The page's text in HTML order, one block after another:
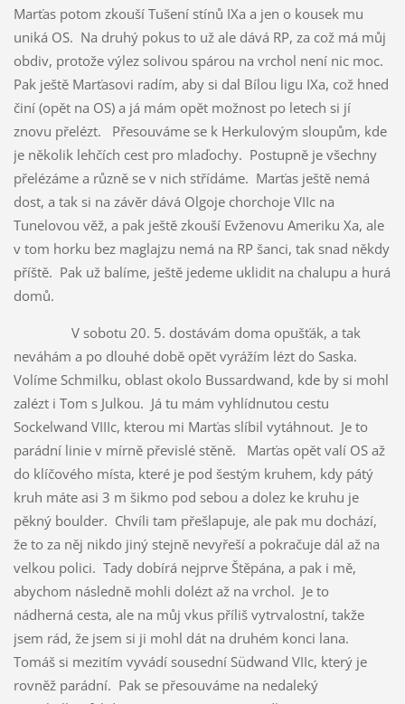
Marťas potom zkouší Tušení stínů IXa a jen o kousek mu
uniká OS. Na druhý pokus to už ale dává RP, za což má můj
obdiv, protože výlez solivou spárou na vrchol není nic moc.
Pak ještě Marťasovi radím, aby si dal Bílou ligu IXa, což hned
činí (opět na OS) a já mám opět možnost po letech si jí
znovu přelézt. Přesouváme se k Herkulovým sloupům, kde
je několik lehčích cest pro mlaďochy. Postupně je všechny
přelézáme a různě se v nich střídáme. Marťas ještě nemá
dost, a tak si na závěr dává Olgoje chorchoje VIIc na
Tunelovou věž, a pak ještě zkouší Evženovu Ameriku Xa, ale
v tom horku bez maglajzu nemá na RP šanci, tak snad někdy
příště. Pak už balíme, ještě jedeme uklidit na chalupu a hurá
domů.
V sobotu 20. 5. dostávám doma opušťák, a tak
neváhám a po dlouhé době opět vyrážím lézt do Saska.
Volíme Schmilku, oblast okolo Bussardwand, kde by si mohl
zalézt i Tom s Julkou. Já tu mám vyhlídnutou cestu
Sockelwand VIIIc, kterou mi Marťas slíbil vytáhnout. Je to
parádní linie v mírně převislé stěně. Marťas opět valí OS až
do klíčového místa, které je pod šestým kruhem, kdy pátý
kruh máte asi 3 m šikmo pod sebou a dolez ke kruhu je
pěkný boulder. Chvíli tam přešlapuje, ale pak mu dochází,
že to za něj nikdo jiný stejně nevyřeší a pokračuje dál až na
velkou polici. Tady dobírá nejprve Štěpána, a pak i mě,
abychom následně mohli dolézt až na vrchol. Je to
nádherná cesta, ale na můj vkus příliš vytrvalostní, takže
jsem rád, že jsem si ji mohl dát na druhém konci lana.
Tomáš si mezitím vyvádí sousední Südwand VIIc, který je
rovněž parádní. Pak se přesouváme na nedaleký